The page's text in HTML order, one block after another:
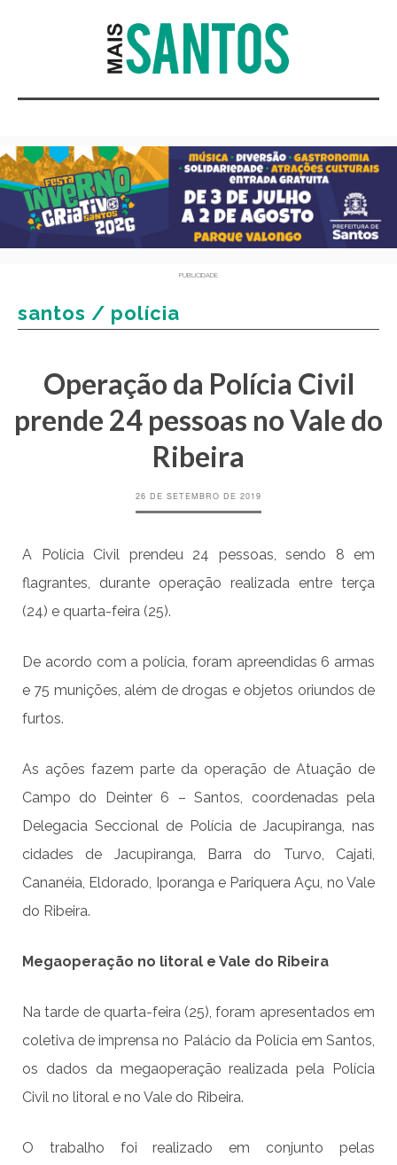
PUBLICIDADE
santos / polícia
Operação da Polícia Civil
prende 24 pessoas no Vale do
Ribeira
26 DE SETEMBRO DE 2019
A Polícia Civil prendeu 24 pessoas, sendo 8 em
flagrantes, durante operação realizada entre terça
(24) e quarta-feira (25).
De acordo com a polícia, foram apreendidas 6 armas
e 75 munições, além de drogas e objetos oriundos de
furtos.
As ações fazem parte da operação de Atuação de
Campo do Deinter 6 – Santos, coordenadas pela
Delegacia Seccional de Polícia de Jacupiranga, nas
cidades de Jacupiranga, Barra do Turvo, Cajati,
Cananéia, Eldorado, Iporanga e Pariquera Açu, no Vale
do Ribeira.
Megaoperação no litoral e Vale do Ribeira
Na tarde de quarta-feira (25), foram apresentados em
coletiva de imprensa no Palácio da Polícia em Santos,
os dados da megaoperação realizada pela Polícia
Civil no litoral e no Vale do Ribeira.
O trabalho foi realizado em conjunto pelas